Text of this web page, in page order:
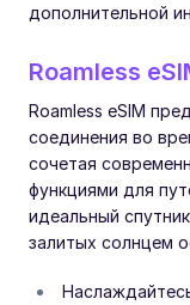
дополнительной
Roamless
Roamless eSIM
соединения во
сочетая
функциями для
идеальный
залитых солнцем